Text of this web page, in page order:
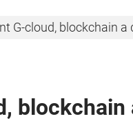
G-cloud, blockchain
blockchain